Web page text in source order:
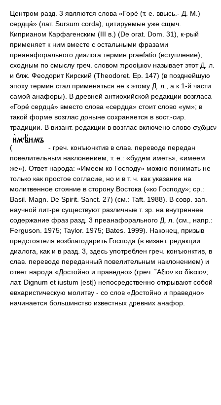
Центром разд. 3 являются слова «Горé (т. е. ввысь.- Д. М.)
сердцá» (лат. Sursum corda), цитируемые уже сщмч.
Киприаном Карфагенским (III в.) (De orat. Dom. 31), к-рый
применяет к ним вместе с остальными фразами
преанафорального диалога термин praefatio (вступление);
сходным по смыслу греч. словом προοίμιον называет этот Д. л.
и блж. Феодорит Кирский (Theodoret. Ep. 147) (в позднейшую
эпоху термин стал применяться не к этому Д. л., а к 1-й части
самой анафоры). В древней антиохийской редакции возгласа
«Горé сердцá» вместо слова «сердца» стоит слово «ум»; в
такой форме возглас доныне сохраняется в вост.-сир.
традиции. В визант. редакции в возглас включено слово σχῶμεν
(
- греч. конъюнктив в слав. переводе передан
повелительным наклонением, т. е.: «будем иметь», «имеем
же»). Ответ народа: «Имеем ко Господу» можно понимать не
только как простое согласие, но и в т. ч. как указание на
молитвенное стояние в сторону Востока («ко Господу»; ср.:
Basil. Magn. De Spirit. Sanct. 27) (см.: Taft. 1988). В совр. зап.
научной лит-ре существуют различные т. зр. на внутреннее
содержание фраз разд. 3 преанафорального Д. л. (см., напр.:
Ferguson. 1975; Taylor. 1975; Bates. 1999). Наконец, призыв
предстоятеля возблагодарить Господа (в визант. редакции
диалога, как и в разд. 3, здесь употреблен греч. конъюнктив, в
слав. переводе переданный повелительным наклонением) и
ответ народа «Достойно и праведно» (греч. ῎Αξιον κα δίκαιον;
лат. Dignum et iustum [est]) непосредственно открывают собой
евхаристическую молитву - со слов «Достойно и праведно»
начинается большинство известных древних анафор.